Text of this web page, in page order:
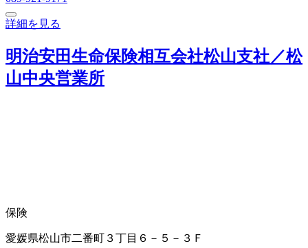
詳細を見る
明治安田生命保険相互会社松山支社／松
山中央営業所
保険
愛媛県松山市二番町３丁目６－５－３Ｆ